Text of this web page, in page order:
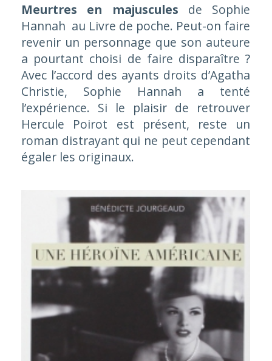
Meurtres en majuscules de Sophie
Hannah au Livre de poche. Peut-on faire
revenir un personnage que son auteure
a pourtant choisi de faire disparaître ?
Avec l’accord des ayants droits d’Agatha
Christie, Sophie Hannah a tenté
l’expérience. Si le plaisir de retrouver
Hercule Poirot est présent, reste un
roman distrayant qui ne peut cependant
égaler les originaux.